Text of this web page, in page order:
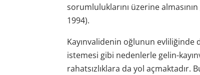
sorumluluklarını üzerine
1994).
Kayınvalidenin oğlunun evliliğinde
istemesi gibi nedenlerle gelin-
rahatsızlıklara da yol açmaktadır.